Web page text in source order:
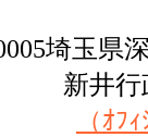
埼玉県
新井
（ｵﾌ